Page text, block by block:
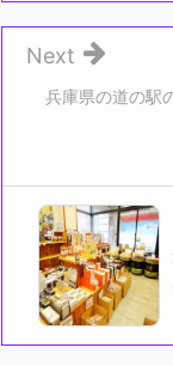
兵庫県の道の駅
Next